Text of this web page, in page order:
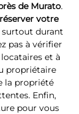
de Murato.
réserver votre
surtout durant
pas à vérifier
et à
propriétaire
la propriété
Enfin,
pour vous